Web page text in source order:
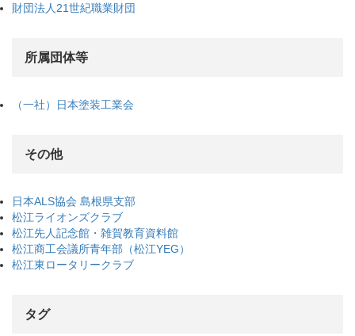
財団法人21世紀職業財団
所属団体等
（一社）日本塗装工業会
その他
日本ALS協会 島根県支部
松江ライオンズクラブ
松江先人記念館・雑賀教育資料館
松江商工会議所青年部（松江YEG）
松江東ロータリークラブ
タグ